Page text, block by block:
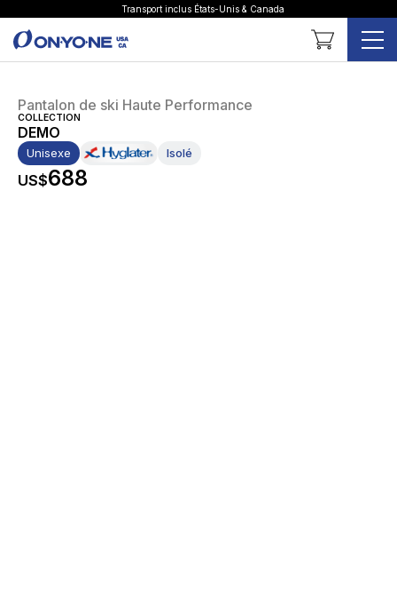
Transport inclus États-Unis & Canada
Panier
Pantalon de ski Haute Performance
COLLECTION
DEMO
Unisexe Isolé
US$688